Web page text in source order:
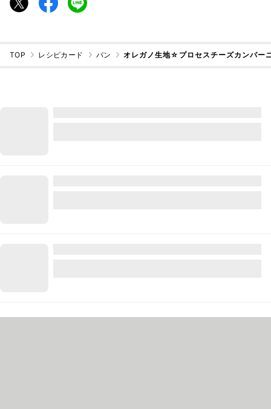
TOP レシピカード パン オレガノ生地☆プロセスチーズカンパー